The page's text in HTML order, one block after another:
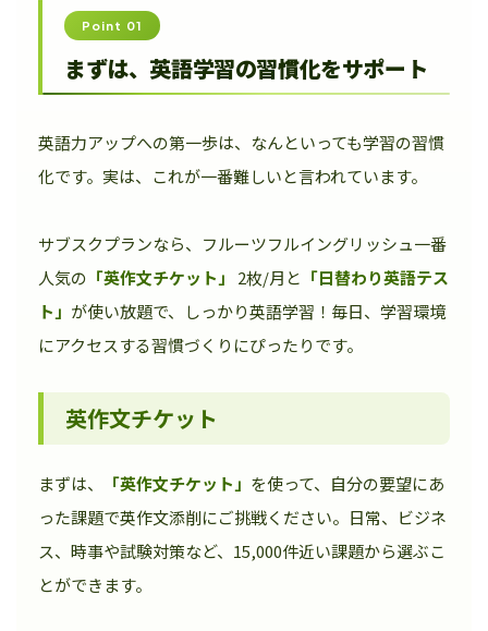
Point 01
まずは、英語学習の習慣化をサポート
英語力アップへの第一歩は、なんといっても学習の習慣
化です。実は、これが一番難しいと言われています。
サブスクプランなら、フルーツフルイングリッシュ一番
人気の 「英作文チケット」 2枚/月と 「日替わり英語テス
ト」 が使い放題で、しっかり英語学習！毎日、学習環境
にアクセスする習慣づくりにぴったりです。
英作文チケット
まずは、 「英作文チケット」 を使って、自分の要望にあ
った課題で英作文添削にご挑戦ください。日常、ビジネ
ス、時事や試験対策など、15,000件近い課題から選ぶこ
とができます。